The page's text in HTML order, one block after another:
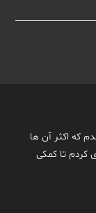
که اکثر آن ها
کردم تا کمکی